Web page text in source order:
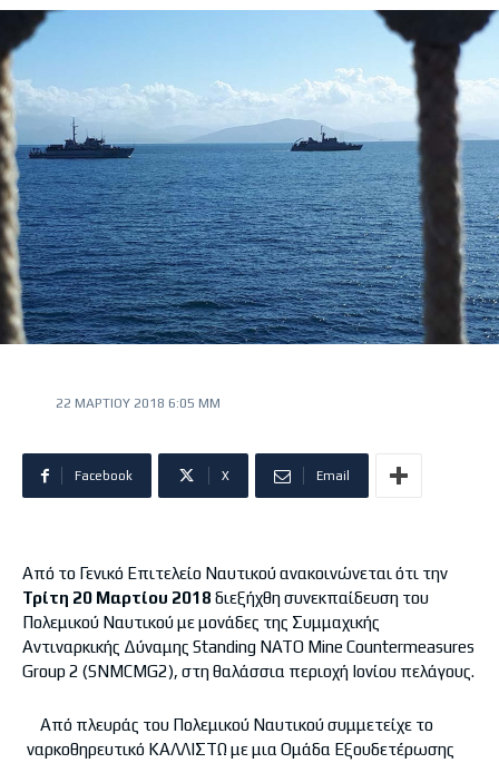
22 ΜΑΡΤΊΟΥ 2018 6:05 ΜΜ
Facebook X Email
Από το Γενικό Επιτελείο Ναυτικού ανακοινώνεται ότι την
Τρίτη 20 Μαρτίου 2018 διεξήχθη συνεκπαίδευση του
Πολεμικού Ναυτικού με μονάδες της Συμμαχικής
Αντιναρκικής Δύναμης Standing NΑΤΟ Mine Countermeasures
Group 2 (SNMCMG2), στη θαλάσσια περιοχή Ιονίου πελάγους.
Από πλευράς του Πολεμικού Ναυτικού συμμετείχε το
ναρκοθηρευτικό ΚΑΛΛΙΣΤΩ με μια Ομάδα Εξουδετέρωσης